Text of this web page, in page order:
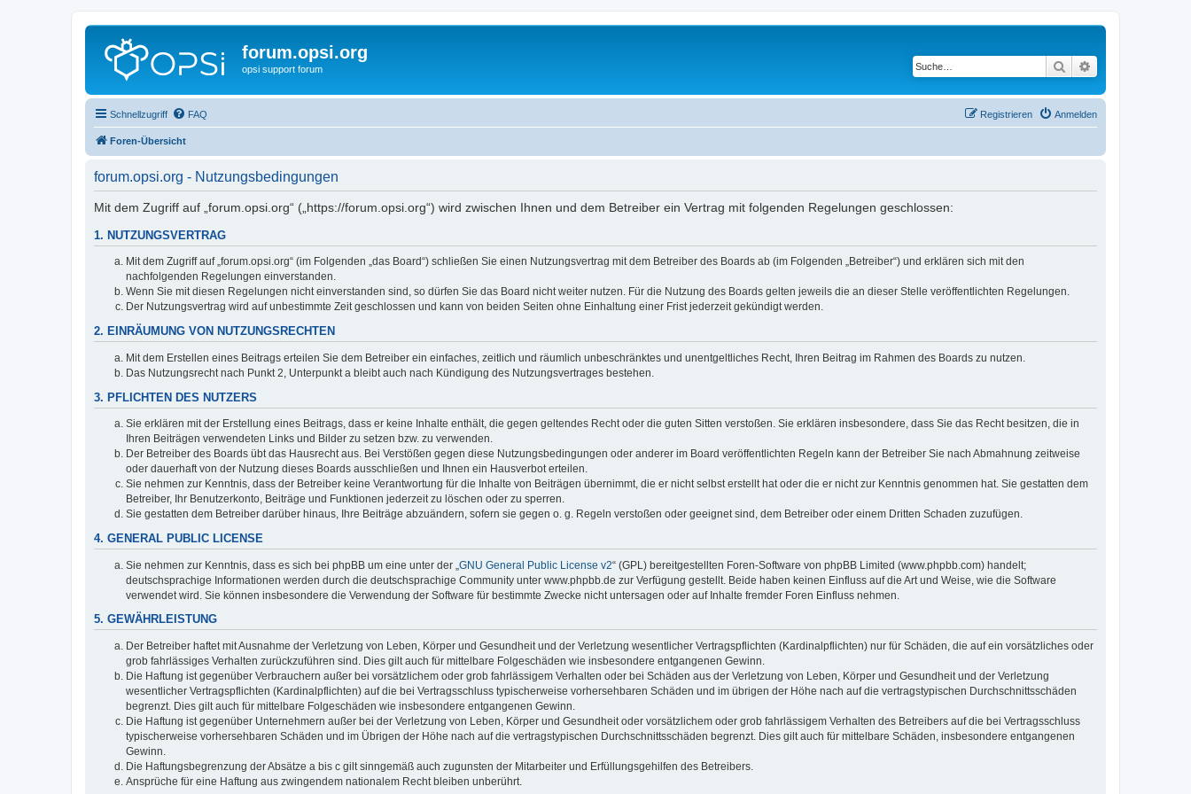
forum.opsi.org
opsi support forum Suche
Schnellzugriff FAQ Anmelden
Registrieren
Foren-Übersicht
forum.opsi.org - Nutzungsbedingungen
Mit dem Zugriff auf „forum.opsi.org“ („https://forum.opsi.org“) wird zwischen Ihnen und dem Betreiber ein Vertrag mit folgenden Regelungen geschlossen:
1. NUTZUNGSVERTRAG
Mit dem Zugriff auf „forum.opsi.org“ (im Folgenden „das Board“) schließen Sie einen Nutzungsvertrag mit dem Betreiber des Boards ab (im Folgenden „Betreiber“) und erklären sich mit den
nachfolgenden Regelungen einverstanden.
Wenn Sie mit diesen Regelungen nicht einverstanden sind, so dürfen Sie das Board nicht weiter nutzen. Für die Nutzung des Boards gelten jeweils die an dieser Stelle veröffentlichten Regelungen.
Der Nutzungsvertrag wird auf unbestimmte Zeit geschlossen und kann von beiden Seiten ohne Einhaltung einer Frist jederzeit gekündigt werden.
2. EINRÄUMUNG VON NUTZUNGSRECHTEN
Mit dem Erstellen eines Beitrags erteilen Sie dem Betreiber ein einfaches, zeitlich und räumlich unbeschränktes und unentgeltliches Recht, Ihren Beitrag im Rahmen des Boards zu nutzen.
Das Nutzungsrecht nach Punkt 2, Unterpunkt a bleibt auch nach Kündigung des Nutzungsvertrages bestehen.
3. PFLICHTEN DES NUTZERS
Sie erklären mit der Erstellung eines Beitrags, dass er keine Inhalte enthält, die gegen geltendes Recht oder die guten Sitten verstoßen. Sie erklären insbesondere, dass Sie das Recht besitzen, die in
Ihren Beiträgen verwendeten Links und Bilder zu setzen bzw. zu verwenden.
Der Betreiber des Boards übt das Hausrecht aus. Bei Verstößen gegen diese Nutzungsbedingungen oder anderer im Board veröffentlichten Regeln kann der Betreiber Sie nach Abmahnung zeitweise
oder dauerhaft von der Nutzung dieses Boards ausschließen und Ihnen ein Hausverbot erteilen.
Sie nehmen zur Kenntnis, dass der Betreiber keine Verantwortung für die Inhalte von Beiträgen übernimmt, die er nicht selbst erstellt hat oder die er nicht zur Kenntnis genommen hat. Sie gestatten dem
Betreiber, Ihr Benutzerkonto, Beiträge und Funktionen jederzeit zu löschen oder zu sperren.
Sie gestatten dem Betreiber darüber hinaus, Ihre Beiträge abzuändern, sofern sie gegen o. g. Regeln verstoßen oder geeignet sind, dem Betreiber oder einem Dritten Schaden zuzufügen.
4. GENERAL PUBLIC LICENSE
Sie nehmen zur Kenntnis, dass es sich bei phpBB um eine unter der „ GNU General Public License v2“ (GPL) bereitgestellten Foren-Software von phpBB Limited (www.phpbb.com) handelt;
deutschsprachige Informationen werden durch die deutschsprachige Community unter www.phpbb.de zur Verfügung gestellt. Beide haben keinen Einfluss auf die Art und Weise, wie die Software
verwendet wird. Sie können insbesondere die Verwendung der Software für bestimmte Zwecke nicht untersagen oder auf Inhalte fremder Foren Einfluss nehmen.
5. GEWÄHRLEISTUNG
Der Betreiber haftet mit Ausnahme der Verletzung von Leben, Körper und Gesundheit und der Verletzung wesentlicher Vertragspflichten (Kardinalpflichten) nur für Schäden, die auf ein vorsätzliches oder
grob fahrlässiges Verhalten zurückzuführen sind. Dies gilt auch für mittelbare Folgeschäden wie insbesondere entgangenen Gewinn.
Die Haftung ist gegenüber Verbrauchern außer bei vorsätzlichem oder grob fahrlässigem Verhalten oder bei Schäden aus der Verletzung von Leben, Körper und Gesundheit und der Verletzung
wesentlicher Vertragspflichten (Kardinalpflichten) auf die bei Vertragsschluss typischerweise vorhersehbaren Schäden und im übrigen der Höhe nach auf die vertragstypischen Durchschnittsschäden
begrenzt. Dies gilt auch für mittelbare Folgeschäden wie insbesondere entgangenen Gewinn.
Die Haftung ist gegenüber Unternehmern außer bei der Verletzung von Leben, Körper und Gesundheit oder vorsätzlichem oder grob fahrlässigem Verhalten des Betreibers auf die bei Vertragsschluss
typischerweise vorhersehbaren Schäden und im Übrigen der Höhe nach auf die vertragstypischen Durchschnittsschäden begrenzt. Dies gilt auch für mittelbare Schäden, insbesondere entgangenen
Gewinn.
Die Haftungsbegrenzung der Absätze a bis c gilt sinngemäß auch zugunsten der Mitarbeiter und Erfüllungsgehilfen des Betreibers.
Ansprüche für eine Haftung aus zwingendem nationalem Recht bleiben unberührt.